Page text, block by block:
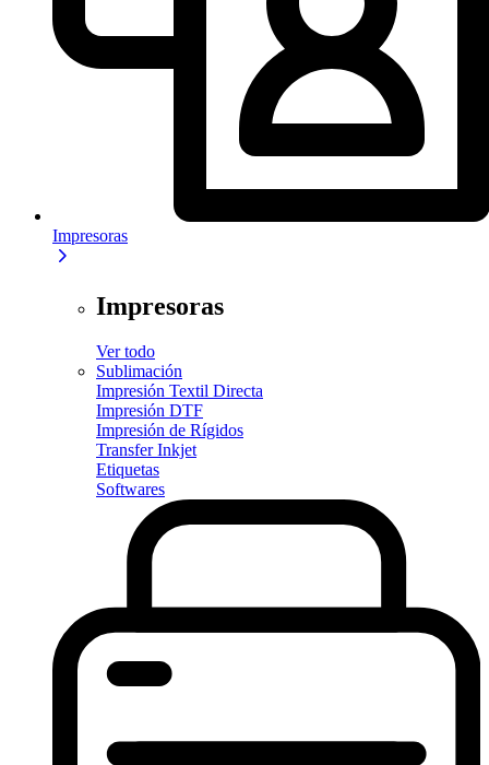
Impresoras
Impresoras
Ver todo
Sublimación
Impresión Textil Directa
Impresión DTF
Impresión de Rígidos
Transfer Inkjet
Etiquetas
Softwares